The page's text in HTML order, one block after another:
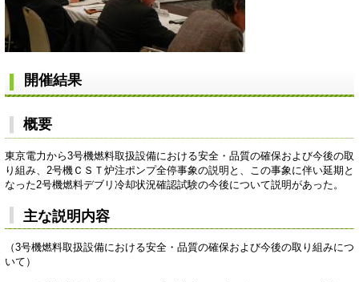
開催結果
概要
東京電力から3号機燃料取扱設備における安全・品質の確保および今後の取
り組み、2号機ＣＳＴ炉注ポンプ全停事象の説明と、この事象に伴い延期と
なった2号機燃料デブリ冷却状況確認試験の今後について説明があった。
主な説明内容
（3号機燃料取扱設備における安全・品質の確保および今後の取り組みにつ
いて）